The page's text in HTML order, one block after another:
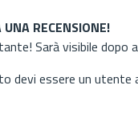
RECENSIONE!
Sarà visibile dopo
devi essere un